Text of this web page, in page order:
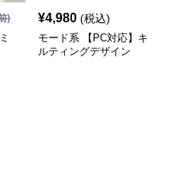
) ¥4,980 (税込)
モード系 【PC対応】キ
ルティングデザイン